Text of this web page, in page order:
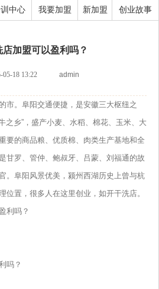
中心 我要加盟 新加盟 创业故事
店加盟可以盈利吗？
05-18 13:22 admin
。阜阳交通便捷，是安徽三大枢纽之
之乡”，盛产小麦、水稻、棉花、玉米、大
要的商品粮、优质棉、肉类生产基地和全
甘罗、管仲、鲍叔牙、吕蒙、刘福通的故
。阜阳风景优美，颍州西湖历史上曾与杭
位置，很多人在这里创业，如开干洗店。
利吗？
吗？